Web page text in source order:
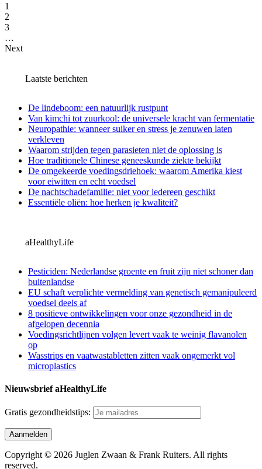
1
2
3
…
Next
Laatste berichten
De lindeboom: een natuurlijk rustpunt
Van kimchi tot zuurkool: de universele kracht van fermentatie
Neuropathie: wanneer suiker en stress je zenuwen laten
verkleven
Waarom strijden tegen parasieten niet de oplossing is
Hoe traditionele Chinese geneeskunde ziekte bekijkt
De omgekeerde voedingsdriehoek: waarom Amerika kiest
voor eiwitten en echt voedsel
De nachtschadefamilie: niet voor iedereen geschikt
Essentiële oliën: hoe herken je kwaliteit?
aHealthyLife
Pesticiden: Nederlandse groente en fruit zijn niet schoner dan
buitenlandse
EU schaft verplichte vermelding van genetisch gemanipuleerd
voedsel deels af
8 positieve ontwikkelingen voor onze gezondheid in de
afgelopen decennia
Voedingsrichtlijnen volgen levert vaak te weinig flavanolen
op
Wasstrips en vaatwastabletten zitten vaak ongemerkt vol
microplastics
Nieuwsbrief aHealthyLife
Gratis gezondheidstips:
Copyright © 2026 Juglen Zwaan & Frank Ruiters. All rights
reserved.